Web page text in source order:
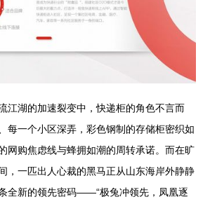
江湖的加速裂变中，快递柜的角色不言而
每一个小区深弄，彩色钢制的存储柜密织如
网购焦虑线与蜂拥如潮的周转承诺。而在旷
，一匹出人心裁的黑马正从山东海岸外静静
全新的领先密码——“极兔冲领先，凤凰逐